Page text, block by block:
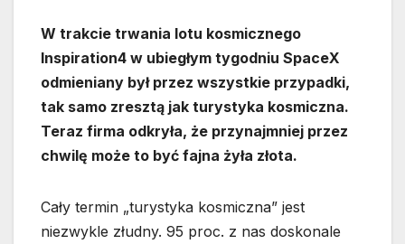
W trakcie trwania lotu kosmicznego
Inspiration4 w ubiegłym tygodniu SpaceX
odmieniany był przez wszystkie przypadki,
tak samo zresztą jak turystyka kosmiczna.
Teraz firma odkryła, że przynajmniej przez
chwilę może to być fajna żyła złota.
Cały termin „turystyka kosmiczna” jest
niezwykle złudny. 95 proc. z nas doskonale